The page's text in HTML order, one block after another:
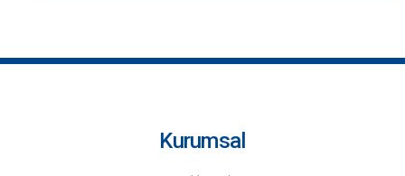
Kültür ve Sanatı Destekleme Kapsamında Sponsor
Hastanemizi ZiyaretiKurumsal